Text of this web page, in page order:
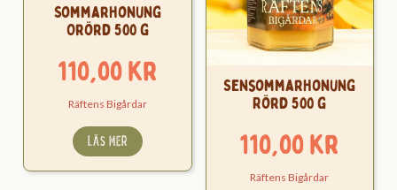
Sommarhonung
Orörd 500 g
110,00kr
Räftens Bigårdar
LÄS MER
Sensommarhonung
Rörd 500 g
110,00kr
Räftens Bigårdar